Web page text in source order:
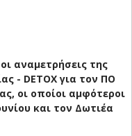
αναμετρήσεις της
- DETOX για τον ΠΟ
οι οποίοι αμφότεροι
και τον Δωτιέα